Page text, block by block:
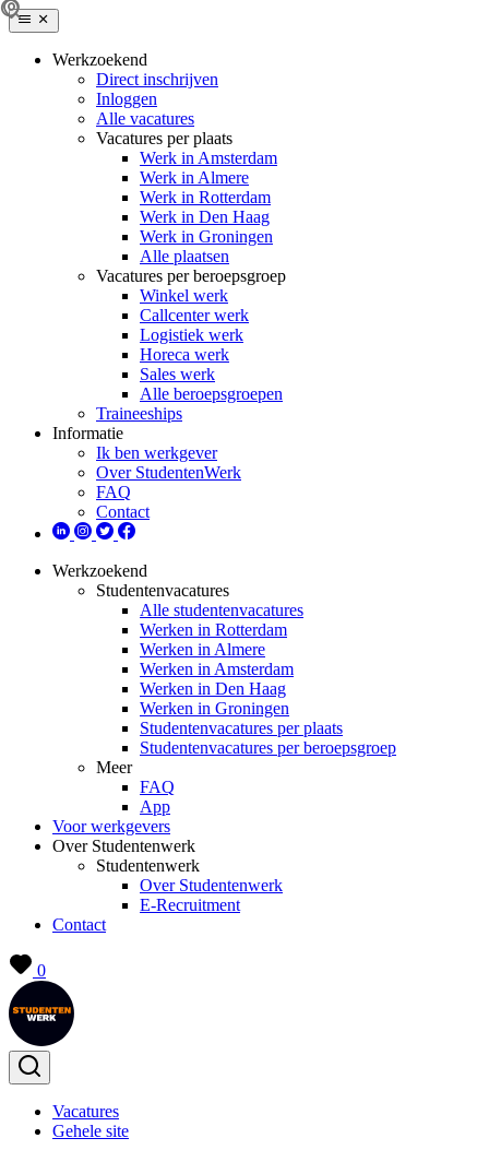
Werkzoekend
Direct inschrijven
Inloggen
Alle vacatures
Vacatures per plaats
Werk in Amsterdam
Werk in Almere
Werk in Rotterdam
Werk in Den Haag
Werk in Groningen
Alle plaatsen
Vacatures per beroepsgroep
Winkel werk
Callcenter werk
Logistiek werk
Horeca werk
Sales werk
Alle beroepsgroepen
Traineeships
Informatie
Ik ben werkgever
Over StudentenWerk
FAQ
Contact
Werkzoekend
Studentenvacatures
Alle studentenvacatures
Werken in Rotterdam
Werken in Almere
Werken in Amsterdam
Werken in Den Haag
Werken in Groningen
Studentenvacatures per plaats
Studentenvacatures per beroepsgroep
Meer
FAQ
App
Voor werkgevers
Over Studentenwerk
Studentenwerk
Over Studentenwerk
E-Recruitment
Contact
0
Vacatures
Gehele site